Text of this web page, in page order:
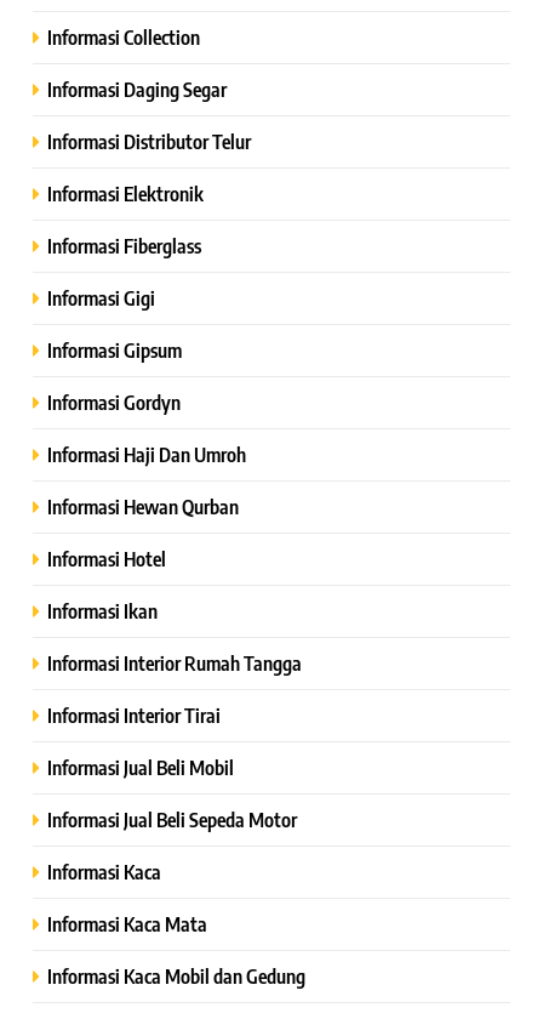
Informasi Collection
Informasi Daging Segar
Informasi Distributor Telur
Informasi Elektronik
Informasi Fiberglass
Informasi Gigi
Informasi Gipsum
Informasi Gordyn
Informasi Haji Dan Umroh
Informasi Hewan Qurban
Informasi Hotel
Informasi Ikan
Informasi Interior Rumah Tangga
Informasi Interior Tirai
Informasi Jual Beli Mobil
Informasi Jual Beli Sepeda Motor
Informasi Kaca
Informasi Kaca Mata
Informasi Kaca Mobil dan Gedung